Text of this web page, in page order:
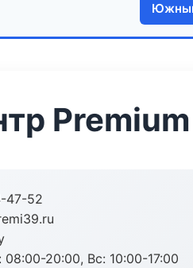
47-52
20:00, Вс: 10:00-17:00